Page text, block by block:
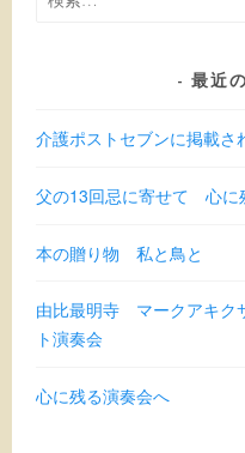
最近
介護ポストセブンに掲載さ
父の13回忌に寄せて 心に
本の贈り物 私と鳥と
由比最明寺 マークアキク
ト演奏会
心に残る演奏会へ